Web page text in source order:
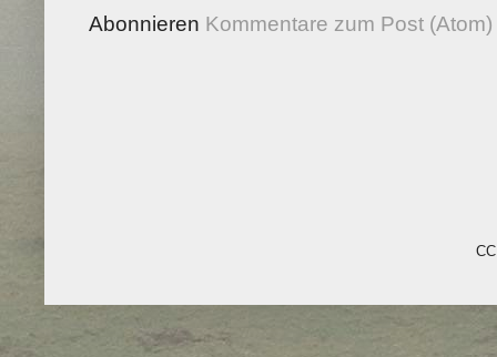
Abonnieren Kommentare zum Post (Atom)